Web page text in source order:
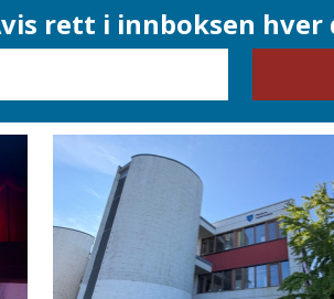
rett i innboksen hver